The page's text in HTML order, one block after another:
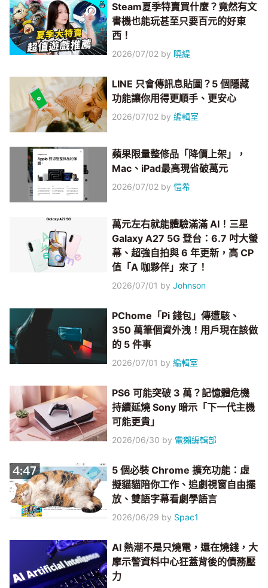
Steam夏季特賣買什麼？竟然有文
書機也能玩甚至只要百元的好東
西！
2026/07/02 by 曉緹
LINE 只會傳訊息貼圖？5 個隱藏
功能讓你用得更順手、更安心
2026/07/02 by編輯室
蘋果限量整修品「降價上架」，
Mac、iPad最高現省破萬元
2026/07/02 by愷希
萬元左右就能體驗滿滿 AI！三星
Galaxy A27 5G 登台：6.7 吋大螢
幕、超強自拍與 6 年更新，高 CP
值「A 咖夥伴」來了！
2026/07/01 byJohnson
PChome「Pi 錢包」傳遭駭、
350 萬筆個資外洩！用戶現在該做
的 5 件事
2026/07/01 by編輯室
PS6 可能突破 3 萬？記憶體危機
持續延燒 Sony 暗示「下一代主機
可能更貴」
2026/06/30 by 電獺編輯部
5 個必裝 Chrome 擴充功能：虛
擬貓貓陪你工作、追劇視窗自由擺
放、雙語字幕看劇學語言
2026/06/29 by Spac1
AI 熱潮不是只燒電，還在燒錢，大
摩示警資料中心狂蓋背後的債務壓
力